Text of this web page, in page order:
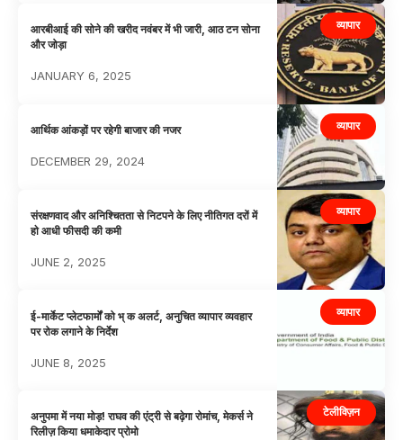
व्यापार
आरबीआई की सोने की खरीद नवंबर में भी जारी, आठ टन सोना
और जोड़ा
JANUARY 6, 2025
व्यापार
आर्थिक आंकड़ों पर रहेगी बाजार की नजर
DECEMBER 29, 2024
व्यापार
संरक्षणवाद और अनिश्चितता से निटपने के लिए नीतिगत दरों में
हाे आधी फीसदी की कमी
JUNE 2, 2025
व्यापार
ई-मार्केट प्लेटफार्मों को भ् क अलर्ट, अनुचित व्यापार व्यवहार
पर रोक लगाने के निर्देश
JUNE 8, 2025
टेलीविज़न
अनुपमा में नया मोड़! राघव की एंट्री से बढ़ेगा रोमांच, मेकर्स ने
रिलीज़ किया धमाकेदार प्रोमो